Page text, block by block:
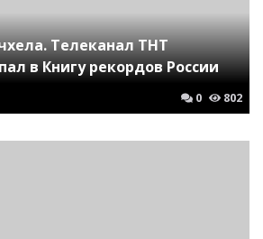
Телеканал ТНТ
в Книгу рекордов России
0 802